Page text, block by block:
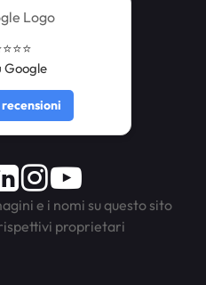
Google
LinkedInInstagram
Youtube
e i nomi su questo sito
proprietari